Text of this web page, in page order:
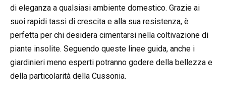
di eleganza a qualsiasi ambiente domestico. Grazie ai
suoi rapidi tassi di crescita e alla sua resistenza, è
perfetta per chi desidera cimentarsi nella coltivazione di
piante insolite. Seguendo queste linee guida, anche i
giardinieri meno esperti potranno godere della bellezza e
della particolarità della Cussonia.